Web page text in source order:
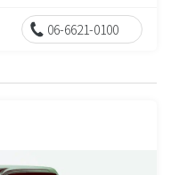
06-6621-0100